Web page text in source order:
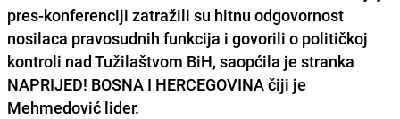
pres-konferenciji zatražili su hitnu odgovornost
nosilaca pravosudnih funkcija i govorili o političkoj
kontroli nad Tužilaštvom BiH, saopćila je stranka
NAPRIJED! BOSNA I HERCEGOVINA čiji je
Mehmedović lider.